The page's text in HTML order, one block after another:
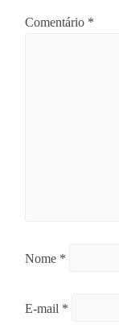
Comentário *
Nome *
E-mail *